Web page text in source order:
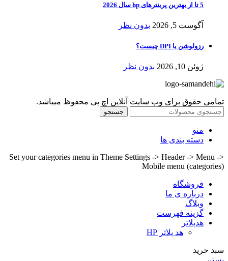
5 تا از بهترین پرینترهای hp سال 2026
آگوست 5, 2026 بدون نظر
رزولوشن یا DPI چیست؟
ژوئن 10, 2026 بدون نظر
تمامی حقوق برای وب سایت آنلاین اچ پی محفوظ میباشد.
جستجو
منو
دسته بندی ها
Set your categories menu in Theme Settings -> Header -> Menu ->
Mobile menu (categories)
فروشگاه
درباره ی ما
وبلاگ
گزینه فهرست
هدپلاتر
هد پلاتر HP
سبد خرید